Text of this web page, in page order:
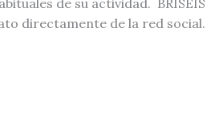
de su actividad. BRISEIS
directamente de la red social.